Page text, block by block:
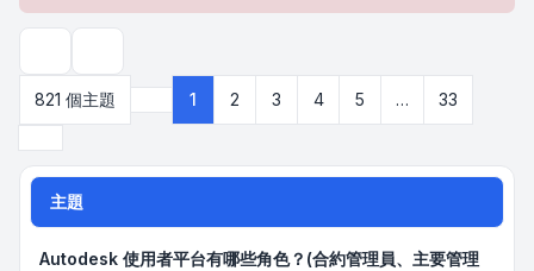
821 個主題
第1 頁 (共 33 頁)
1 2 3 4 5 …
33
主題
Autodesk 使用者平台有哪些角色？(合約管理員、主要管理